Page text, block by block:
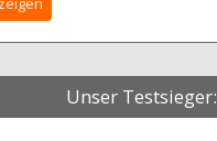
Unser Testsieger: